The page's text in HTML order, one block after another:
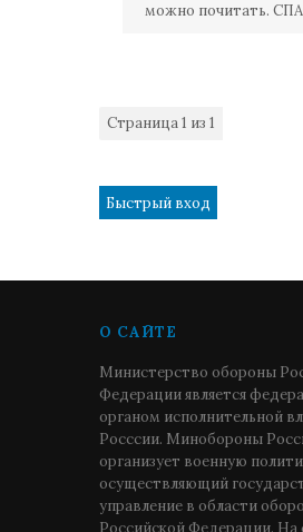
можно почитать.
Страница1 из 1
О САЙТЕ
Министерство обороны
Федерации является
органом исполнительной
Росссии. Минобороны
организует военную
осуществляющий
управление в области
Российской Федерации. На